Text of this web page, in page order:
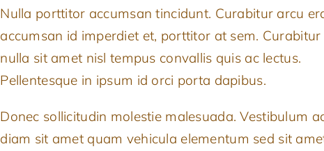
Nulla porttitor accumsan tincidunt. Curabitur arcu
accumsan id imperdiet et, porttitor at sem. Curabitur
nulla sit amet nisl tempus convallis quis ac lectus.
Pellentesque in ipsum id orci porta dapibus.
Donec sollicitudin molestie malesuada. Vestibulum
diam sit amet quam vehicula elementum sed sit